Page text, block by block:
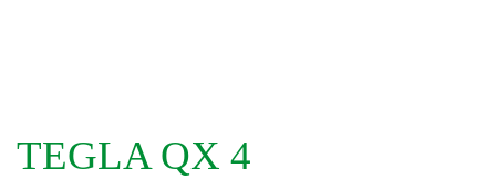
TEGLA QX 4